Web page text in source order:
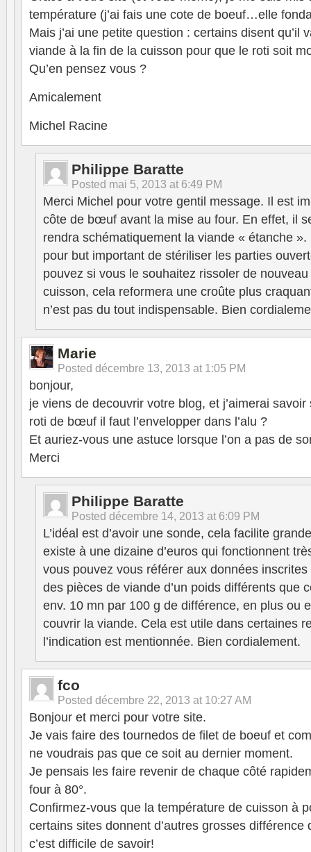
température (j’ai fais une cote de boeuf…elle
Mais j’ai une petite question : certains disent qu’il
viande à la fin de la cuisson pour que le roti soit
Qu’en pensez vous ?
Amicalement
Michel Racine
Philippe Baratte
Posted mai 5, 2013 at 6:49 PM
Merci Michel pour votre gentil message. Il est
côte de bœuf avant la mise au four. En effet, il
rendra schématiquement la viande « étanche
pour but important de stériliser les parties
pouvez si vous le souhaitez rissoler de
cuisson, cela reformera une croûte plus
n’est pas du tout indispensable. Bien
Marie
Posted décembre 13, 2013 at 1:05 PM
bonjour,
je viens de decouvrir votre blog, et j’aimerai
roti de bœuf il faut l’envelopper dans l’alu ?
Et auriez-vous une astuce lorsque l’on a pas de
Merci
Philippe Baratte
Posted décembre 14, 2013 at 6:09 PM
L’idéal est d’avoir une sonde, cela facilite
existe à une dizaine d’euros qui fonctionnent
vous pouvez vous référer aux données
des pièces de viande d’un poids différents que
env. 10 mn par 100 g de différence, en plus ou
couvrir la viande. Cela est utile dans certaines
l’indication est mentionnée. Bien cordialement.
fco
Posted décembre 22, 2013 at 10:27 AM
Bonjour et merci pour votre site.
Je vais faire des tournedos de filet de boeuf et
ne voudrais pas que ce soit au dernier moment.
Je pensais les faire revenir de chaque côté
four à 80°.
Confirmez-vous que la température de cuisson à
certains sites donnent d’autres grosses différence
c’est difficile de savoir!